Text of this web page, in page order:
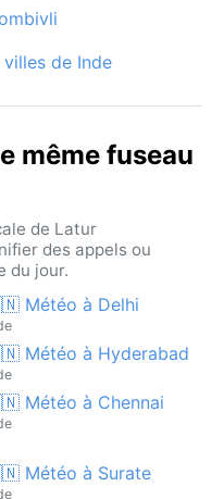
de Inde
même fuseau
de Latur
des appels ou
du jour.
Météo à Delhi
Météo à Hyderabad
Météo à Chennai
Météo à Surate